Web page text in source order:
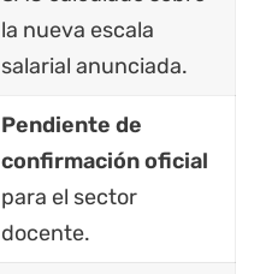
la nueva escala
salarial anunciada.
Pendiente de
confirmación oficial
para el sector
docente.